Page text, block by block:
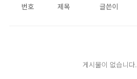
번호 제목 글쓴이
게시물이 없습니다.